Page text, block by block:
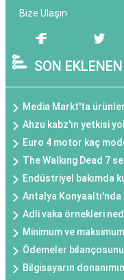
Bize Ulaşın
SON
Media Markt'ta
Ahzu kabz'ın yetkisi
Euro 4 motor kaç
The Walkıng Dead 7
Endüstriyel bakımda
Antalya
Adli vaka örnekleri
Minimum ve
Ödemeler
Bilgisayarın